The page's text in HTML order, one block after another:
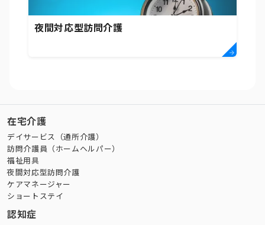
夜間対応型訪問介護
在宅介護
デイサービス（通所介護）
訪問介護員（ホームヘルパー）
福祉用具
夜間対応型訪問介護
ケアマネージャー
ショートステイ
認知症